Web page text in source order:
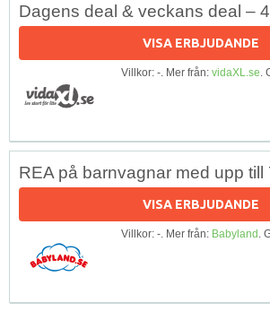
Dagens deal & veckans deal –
VISA ERBJUDANDE
Villkor: -. Mer från: vidaXL.se.
REA på barnvagnar med upp till
VISA ERBJUDANDE
Villkor: -. Mer från: Babyland.